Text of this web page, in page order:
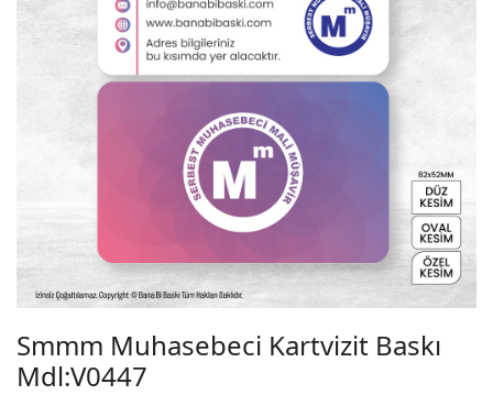
Smmm Muhasebeci Kartvizit Baskı
Mdl:V0447